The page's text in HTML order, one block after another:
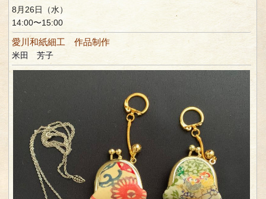
8月26日（水）
14:00〜15:00
愛川和紙細工 作品制作
米田 芳子